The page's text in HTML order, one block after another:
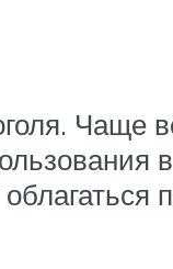
Чаще